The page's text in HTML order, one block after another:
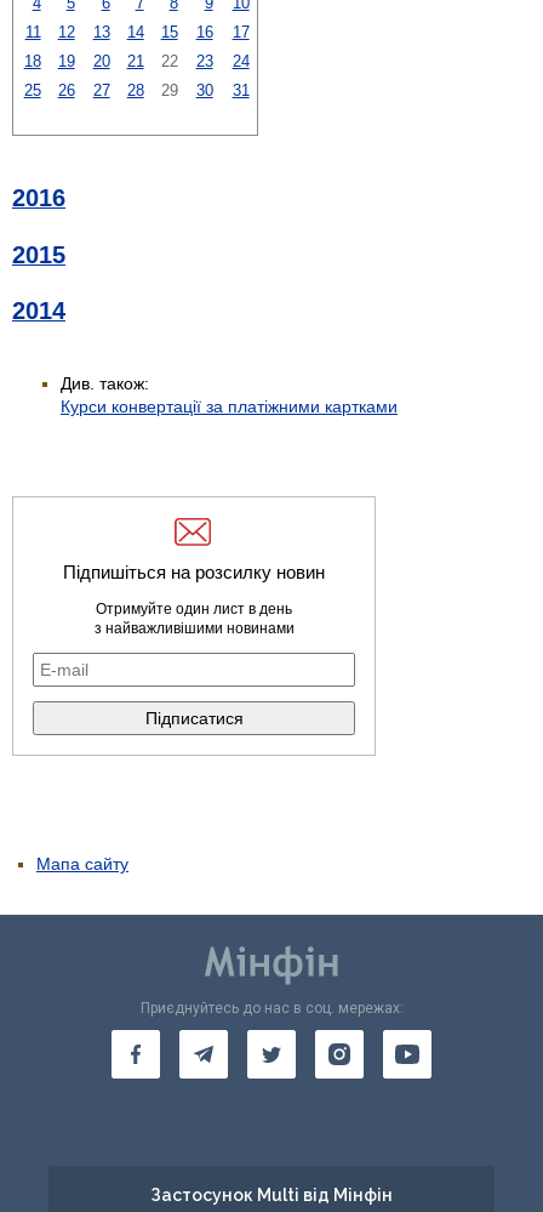
11
12 13 14 15 16
17
18
19 20 21 22 23
24
25
26 27 28 29 30 31
2016
2015
2014
Див. також:
Курси конвертації за платіжними картками
Підпишіться на розсилку новин
Отримуйте один лист в день
з найважливішими новинами
Мапа сайту
Приєднуйтесь до нас в соц. мережах:
Застосунок Multi від Мінфін